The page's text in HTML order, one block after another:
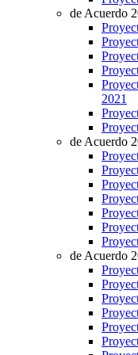
de Acuerdo
2021
de Acuerdo
de Acuerdo